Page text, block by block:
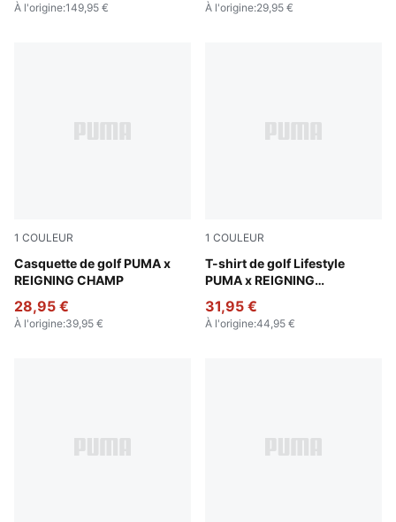
À l'origine:149,95 € À l'origine:29,95 €
1 COULEUR
Casquette de golf PUMA x
REIGNING CHAMP
Zen Blue
28,95 €
À l'origine:39,95 €
1 COULEUR
T-shirt de golf Lifestyle
PUMA x REIGNING
Deep Navy
31,95 €
À l'origine:44,95 €